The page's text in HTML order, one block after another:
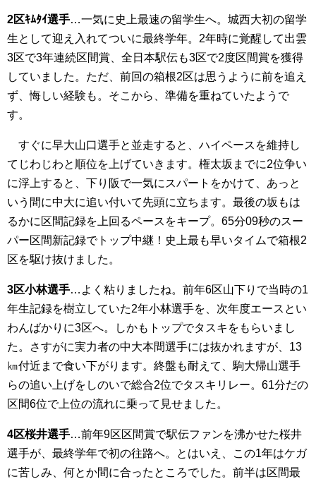
2区ｷﾑﾀｲ選手…一気に史上最速の留学生へ。城西大初の留学
生として迎え入れてついに最終学年。2年時に覚醒して出雲
3区で3年連続区間賞、全日本駅伝も3区で2度区間賞を獲得
していました。ただ、前回の箱根2区は思うように前を追え
ず、悔しい経験も。そこから、準備を重ねていたようで
す。
すぐに早大山口選手と並走すると、ハイペースを維持し
てじわじわと順位を上げていきます。権太坂までに2位争い
に浮上すると、下り阪で一気にスパートをかけて、あっと
いう間に中大に追い付いて先頭に立ちます。最後の坂もは
るかに区間記録を上回るペースをキープ。65分09秒のスー
パー区間新記録でトップ中継！史上最も早いタイムで箱根2
区を駆け抜けました。
3区小林選手…よく粘りましたね。前年6区山下りで当時の1
年生記録を樹立していた2年小林選手を、次年度エースとい
わんばかりに3区へ。しかもトップでタスキをもらいまし
た。さすがに実力者の中大本間選手には抜かれますが、13
㎞付近まで食い下がります。終盤も耐えて、駒大帰山選手
らの追い上げをしのいで総合2位でタスキリレー。61分だの
区間6位で上位の流れに乗って見せました。
4区桜井選手…前年9区区間賞で駅伝ファンを沸かせた桜井
選手が、最終学年で初の往路へ。とはいえ、この1年はケガ
に苦しみ、何とか間に合ったところでした。前半は区間最